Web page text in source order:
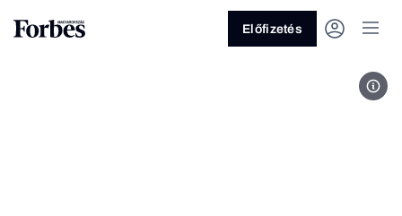
Előfizetés